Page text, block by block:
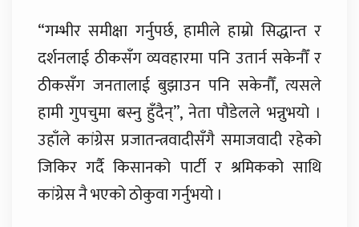
“गम्भीर समीक्षा गर्नुपर्छ, हामीले हाम्रो सिद्धान्त र
दर्शनलाई ठीकसँग व्यवहारमा पनि उतार्न सकेनौँ र
ठीकसँग जनतालाई बुझाउन पनि सकेनौँ, त्यसले
हामी गुपचुमा बस्नु हुँदैन्”, नेता पौडेलले भन्नुभयो ।
उहाँले कांग्रेस प्रजातन्त्रवादीसँगै समाजवादी रहेको
जिकिर गर्दै किसानको पार्टी र श्रमिकको साथि
कांग्रेस नै भएको ठोकुवा गर्नुभयो ।